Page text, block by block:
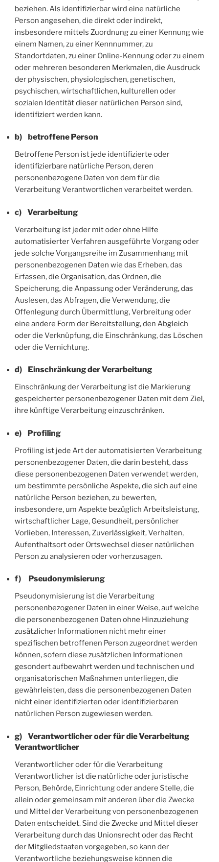
beziehen. Als identifizierbar wird eine natürliche
Person angesehen, die direkt oder indirekt,
insbesondere mittels Zuordnung zu einer Kennung wie
einem Namen, zu einer Kennnummer, zu
Standortdaten, zu einer Online-Kennung oder zu einem
oder mehreren besonderen Merkmalen, die Ausdruck
der physischen, physiologischen, genetischen,
psychischen, wirtschaftlichen, kulturellen oder
sozialen Identität dieser natürlichen Person sind,
identifiziert werden kann.
b) betroffene Person
Betroffene Person ist jede identifizierte oder
identifizierbare natürliche Person, deren
personenbezogene Daten von dem für die
Verarbeitung Verantwortlichen verarbeitet werden.
c) Verarbeitung
Verarbeitung ist jeder mit oder ohne Hilfe
automatisierter Verfahren ausgeführte Vorgang oder
jede solche Vorgangsreihe im Zusammenhang mit
personenbezogenen Daten wie das Erheben, das
Erfassen, die Organisation, das Ordnen, die
Speicherung, die Anpassung oder Veränderung, das
Auslesen, das Abfragen, die Verwendung, die
Offenlegung durch Übermittlung, Verbreitung oder
eine andere Form der Bereitstellung, den Abgleich
oder die Verknüpfung, die Einschränkung, das Löschen
oder die Vernichtung.
d) Einschränkung der Verarbeitung
Einschränkung der Verarbeitung ist die Markierung
gespeicherter personenbezogener Daten mit dem Ziel,
ihre künftige Verarbeitung einzuschränken.
e) Profiling
Profiling ist jede Art der automatisierten Verarbeitung
personenbezogener Daten, die darin besteht, dass
diese personenbezogenen Daten verwendet werden,
um bestimmte persönliche Aspekte, die sich auf eine
natürliche Person beziehen, zu bewerten,
insbesondere, um Aspekte bezüglich Arbeitsleistung,
wirtschaftlicher Lage, Gesundheit, persönlicher
Vorlieben, Interessen, Zuverlässigkeit, Verhalten,
Aufenthaltsort oder Ortswechsel dieser natürlichen
Person zu analysieren oder vorherzusagen.
f) Pseudonymisierung
Pseudonymisierung ist die Verarbeitung
personenbezogener Daten in einer Weise, auf welche
die personenbezogenen Daten ohne Hinzuziehung
zusätzlicher Informationen nicht mehr einer
spezifischen betroffenen Person zugeordnet werden
können, sofern diese zusätzlichen Informationen
gesondert aufbewahrt werden und technischen und
organisatorischen Maßnahmen unterliegen, die
gewährleisten, dass die personenbezogenen Daten
nicht einer identifizierten oder identifizierbaren
natürlichen Person zugewiesen werden.
g) Verantwortlicher oder für die Verarbeitung
Verantwortlicher
Verantwortlicher oder für die Verarbeitung
Verantwortlicher ist die natürliche oder juristische
Person, Behörde, Einrichtung oder andere Stelle, die
allein oder gemeinsam mit anderen über die Zwecke
und Mittel der Verarbeitung von personenbezogenen
Daten entscheidet. Sind die Zwecke und Mittel dieser
Verarbeitung durch das Unionsrecht oder das Recht
der Mitgliedstaaten vorgegeben, so kann der
Verantwortliche beziehungsweise können die